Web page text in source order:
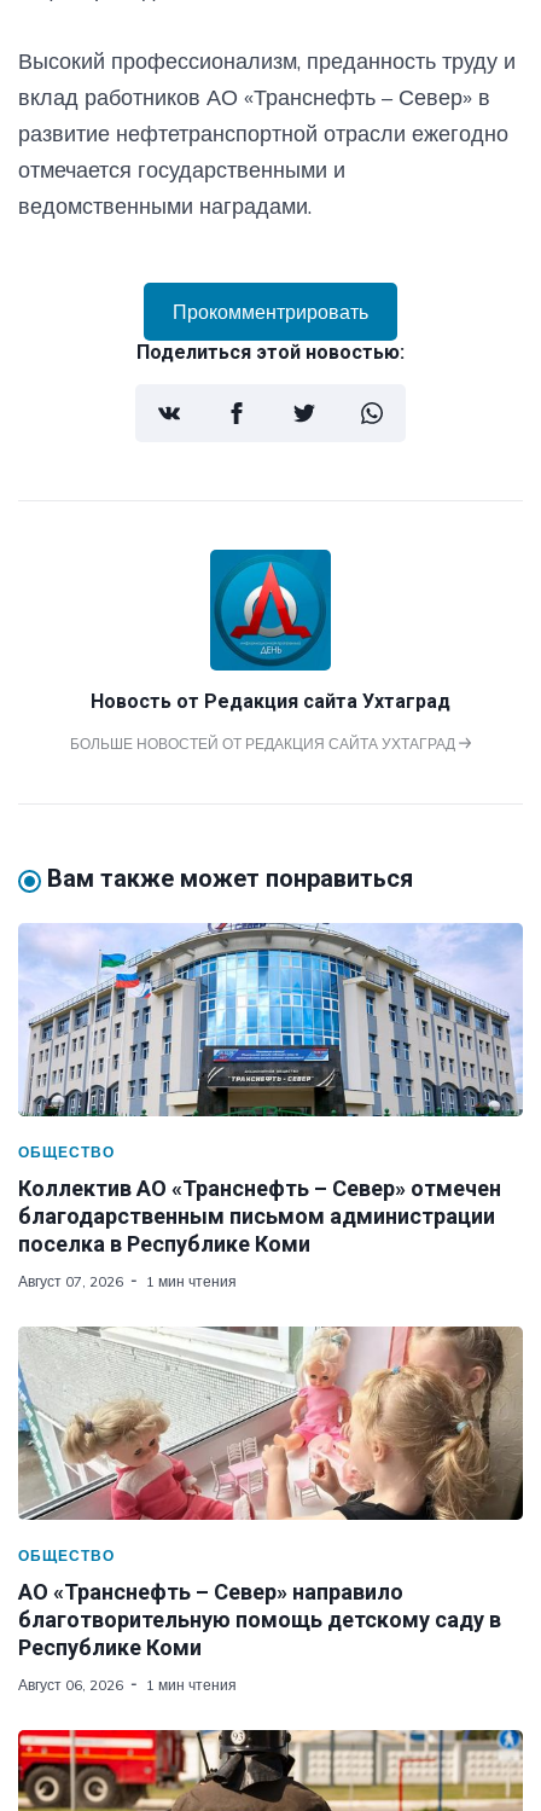
Высокий профессионализм, преданность труду и
вклад работников АО «Транснефть – Север» в
развитие нефтетранспортной отрасли ежегодно
отмечается государственными и
ведомственными наградами.
Прокомментрировать
Поделиться этой новостью:
Новость от Редакция сайта Ухтаград
БОЛЬШЕ НОВОСТЕЙ ОТ РЕДАКЦИЯ САЙТА УХТАГРАД
Вам также может понравиться
ОБЩЕСТВО
Коллектив АО «Транснефть – Север» отмечен
благодарственным письмом администрации
поселка в Республике Коми
Август 07, 2026 1 мин чтения
ОБЩЕСТВО
АО «Транснефть – Север» направило
благотворительную помощь детскому саду в
Республике Коми
Август 06, 2026 1 мин чтения